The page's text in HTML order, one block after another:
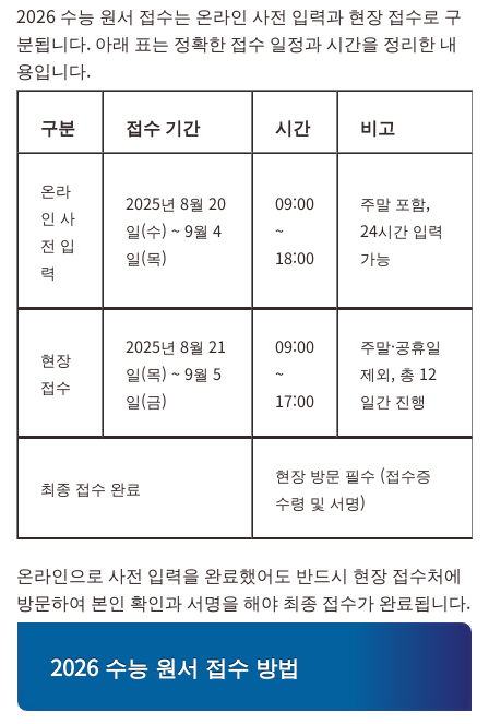
2026 수능 원서 접수는 온라인 사전 입력과 현장 접수로 구
분됩니다. 아래 표는 정확한 접수 일정과 시간을 정리한 내
용입니다.
구분 접수 기간 시간 비고
온라
인 사
전 입
력
2025년 8월 20
일(수) ~ 9월 4
일(목)
09:00
~
18:00
주말 포함,
24시간 입력
가능
현장
접수
2025년 8월 21
일(목) ~ 9월 5
일(금)
09:00
~
17:00
주말·공휴일
제외, 총 12
일간 진행
최종 접수 완료
현장 방문 필수 (접수증
수령 및 서명)
온라인으로 사전 입력을 완료했어도 반드시 현장 접수처에
방문하여 본인 확인과 서명을 해야 최종 접수가 완료됩니다.
2026 수능 원서 접수 방법